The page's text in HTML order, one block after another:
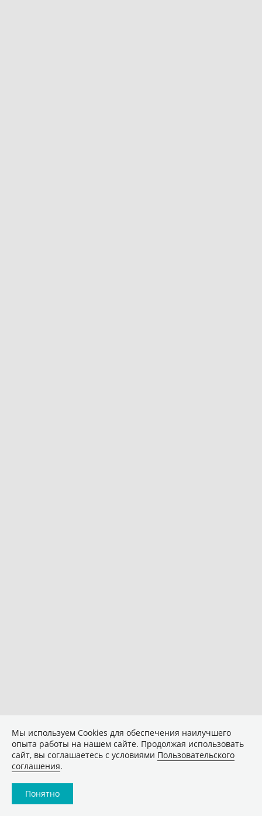
Мы используем Сookies для обеспечения наилучшего
опыта работы на нашем сайте. Продолжая использовать
сайт, вы соглашаетесь с условиями Пользовательского
соглашения.
Понятно